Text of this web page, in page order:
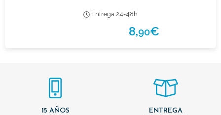
Entrega 24-48h
8,90€
15 AÑOS
ENTREGA